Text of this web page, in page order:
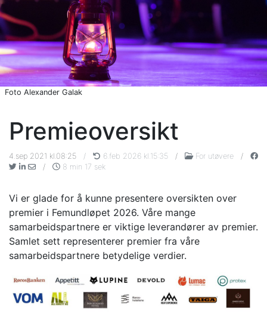
Foto Alexander Galak
Premieoversikt
4.sep 2021 kl.08:25 / 6.feb 2026 kl.15:35 / For utøvere
/
/
8 min 17 sek
Vi er glade for å kunne presentere oversikten over
premier i Femundløpet 2026. Våre mange
samarbeidspartnere er viktige leverandører av premier.
Samlet sett representerer premier fra våre
samarbeidspartnere betydelige verdier.